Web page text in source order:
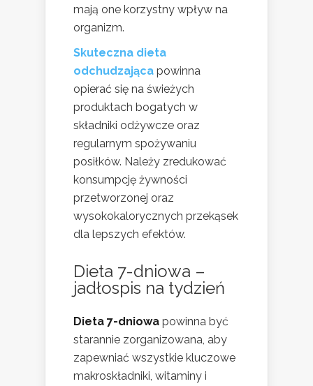
mają one korzystny wpływ na
organizm.
Skuteczna dieta
odchudzająca powinna
opierać się na świeżych
produktach bogatych w
składniki odżywcze oraz
regularnym spożywaniu
posiłków. Należy zredukować
konsumpcję żywności
przetworzonej oraz
wysokokalorycznych przekąsek
dla lepszych efektów.
Dieta 7-dniowa –
jadłospis na tydzień
Dieta 7-dniowa powinna być
starannie zorganizowana, aby
zapewniać wszystkie kluczowe
makroskładniki, witaminy i